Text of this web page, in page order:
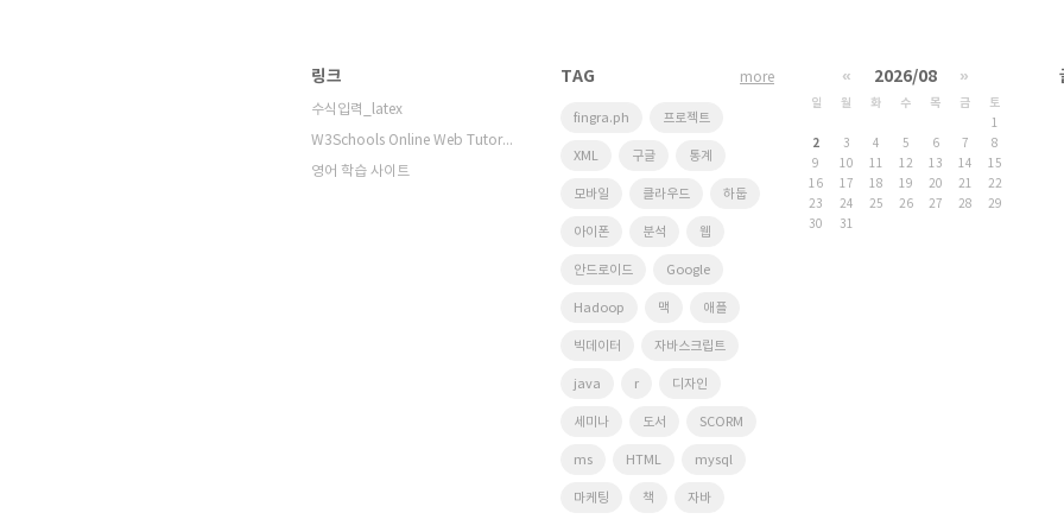
링크
수식입력_latex
W3Schools Online Web Tutorials
영어 학습 사이트
TAG
fingra.ph 프로젝트
XML 구글 통계
모바일 클라우드 하둡
아이폰 분석 웹
안드로이드 Google
Hadoop 맥 애플
빅데이터 자바스크립트
java r 디자인
세미나 도서 SCORM
ms HTML mysql
마케팅 책 자바
more « 2026/08 »
일 월 화 수 목 금
토
1
2
3 4 5 6 7
8
9
10 11 12 13 14
15
16
17 18 19 20 21
22
23
24 25 26 27 28
29
30
31